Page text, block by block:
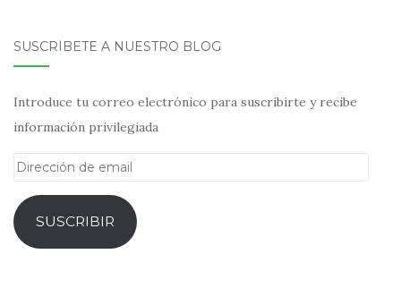
SUSCRÍBETE A NUESTRO BLOG
Introduce tu correo electrónico para suscribirte y recibe
información privilegiada
Dirección
emailSUSCRIBIR